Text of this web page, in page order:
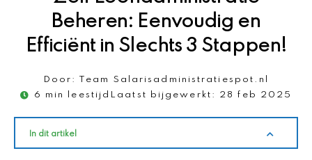
Beheren: Eenvoudig en
Efficiënt in Slechts 3 Stappen!
Door:
Team Salarisadministratiespot.nl
6 min leestijd Laatst bijgewerkt: 28 feb 2025
In dit artikel